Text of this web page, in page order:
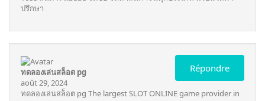
ปรึกษา
Répondre
ทดลองเล่นสล็อต pg
août 29, 2024
ทดลองเล่นสล็อต pg The largest SLOT ONLINE game provider in